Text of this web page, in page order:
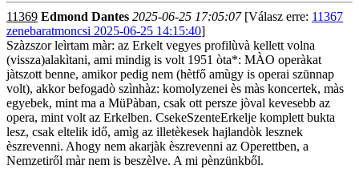
11369 Edmond Dantes 2025-06-25 17:05:07[Válasz erre: 11367
zenebaratmoncsi 2025-06-25 14:15:40]
Szàzszor leìrtam màr: az Erkelt vegyes profilùvà kellett volna
(vissza)alakìtani, ami mindig is volt 1951 òta*: MÀO operàkat
jàtszott benne, amikor pedig nem (hètfő amùgy is operai szūnnap
volt), akkor befogadò szìnhàz: komolyzenei ès màs koncertek, màs
egyebek, mint ma a MüPàban, csak ott persze jòval kevesebb az
opera, mint volt az Erkelben. CsekeSzenteErkelje komplett bukta
lesz, csak eltelik idő, amìg az illetèkesek hajlandòk lesznek
èszrevenni. Ahogy nem akarjàk èszrevenni az Operettben, a
Nemzetiről màr nem is beszèlve. A mi pènzünkből.